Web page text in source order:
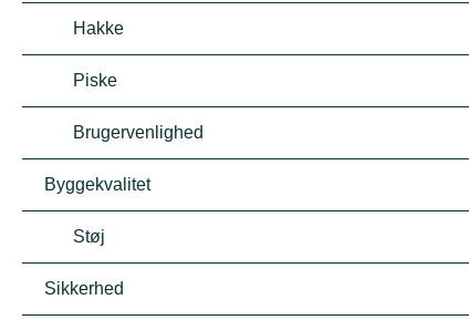
Hakke
Piske
Brugervenlighed
Byggekvalitet
Støj
Sikkerhed